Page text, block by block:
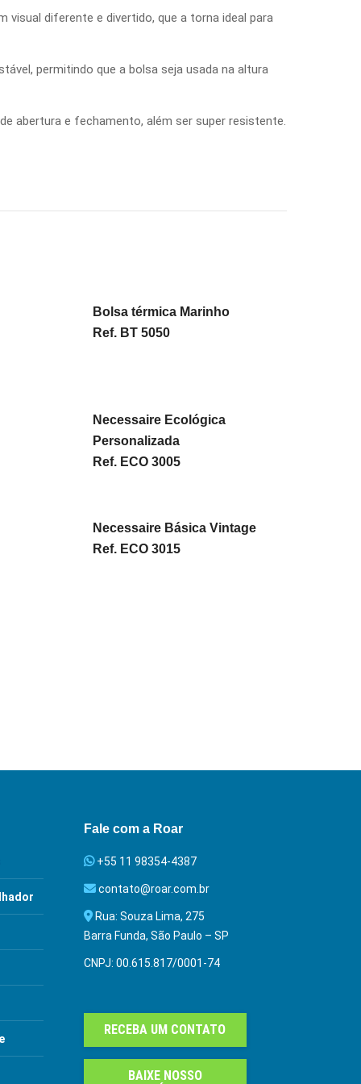
visual diferente e divertido, que a torna ideal para
permitindo que a bolsa seja usada na altura
abertura e fechamento, além ser super resistente.
Bolsa térmica Marinho
Ref. BT 5050
Necessaire Ecológica
Personalizada
Ref. ECO 3005
Necessaire Básica Vintage
Ref. ECO 3015
Fale com a Roar
+55 11 98354-4387
contato@roar.com.br
Rua: Souza Lima, 275
Barra Funda, São Paulo – SP
CNPJ: 00.615.817/0001-74
RECEBA UM CONTATO
BAIXE NOSSO